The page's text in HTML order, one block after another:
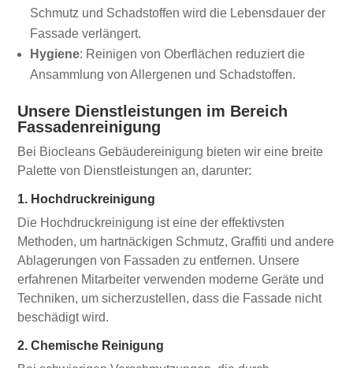
Schmutz und Schadstoffen wird die Lebensdauer der
Fassade verlängert.
Hygiene: Reinigen von Oberflächen reduziert die
Ansammlung von Allergenen und Schadstoffen.
Unsere Dienstleistungen im Bereich
Fassadenreinigung
Bei Biocleans Gebäudereinigung bieten wir eine breite
Palette von Dienstleistungen an, darunter:
1. Hochdruckreinigung
Die Hochdruckreinigung ist eine der effektivsten
Methoden, um hartnäckigen Schmutz, Graffiti und andere
Ablagerungen von Fassaden zu entfernen. Unsere
erfahrenen Mitarbeiter verwenden moderne Geräte und
Techniken, um sicherzustellen, dass die Fassade nicht
beschädigt wird.
2. Chemische Reinigung